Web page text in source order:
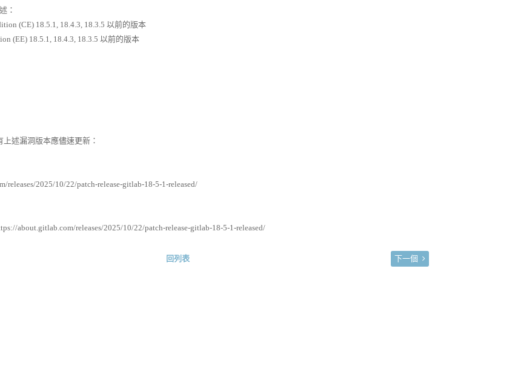
：
(CE) 18.5.1, 18.4.3, 18.3.5 以前的版本
(EE) 18.5.1, 18.4.3, 18.3.5 以前的版本
述漏洞版本應儘速更新：
releases/2025/10/22/patch-release-gitlab-18-5-1-released/
about.gitlab.com/releases/2025/10/22/patch-release-gitlab-18-5-1-released/
回列表 下一個